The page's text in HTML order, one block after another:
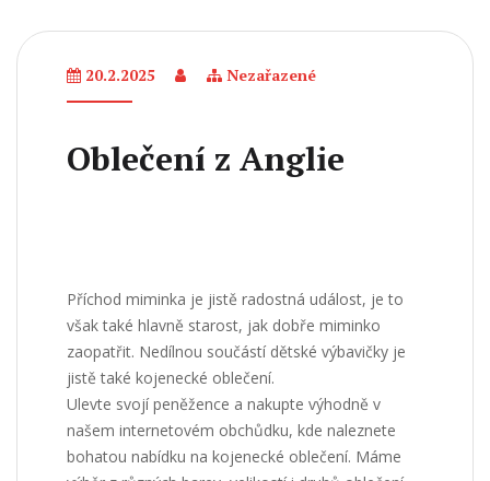
20.2.2025 Nezařazené
Oblečení z Anglie
Příchod miminka je jistě radostná událost, je to
však také hlavně starost, jak dobře miminko
zaopatřit. Nedílnou součástí dětské výbavičky je
jistě také kojenecké oblečení.
Ulevte svojí peněžence a nakupte výhodně v
našem internetovém obchůdku, kde naleznete
bohatou nabídku na kojenecké oblečení. Máme